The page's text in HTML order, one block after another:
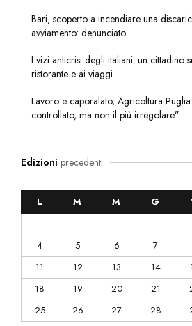
Bari, scoperto a incendiare una
avviamento: denunciato
I vizi anticrisi degli italiani: un cittadino
ristorante e ai viaggi
Lavoro e caporalato, Agricoltura
controllato, ma non il più irregolare”
Edizioni precedenti
L M M G
4
5 6 7
11
12 13 14
18
19 20 21
25
26 27 28